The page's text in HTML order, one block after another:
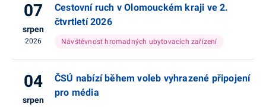
07
srpen
2026
Cestovní ruch v Olomouckém kraji ve 2.
čtvrtletí 2026
Návštěvnost hromadných ubytovacích zařízení
04
srpen
ČSÚ nabízí během voleb vyhrazené připojení
pro média